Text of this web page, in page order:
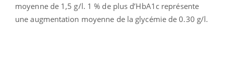
moyenne de 1,5 g/l. 1 % de plus d’HbA1c représente
une augmentation moyenne de la glycémie de 0.30 g/l.